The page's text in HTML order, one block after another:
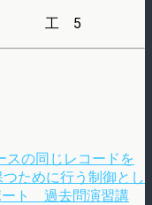
工 5
スの同じレコードを
ために行う制御とし
ート 過去問演習講